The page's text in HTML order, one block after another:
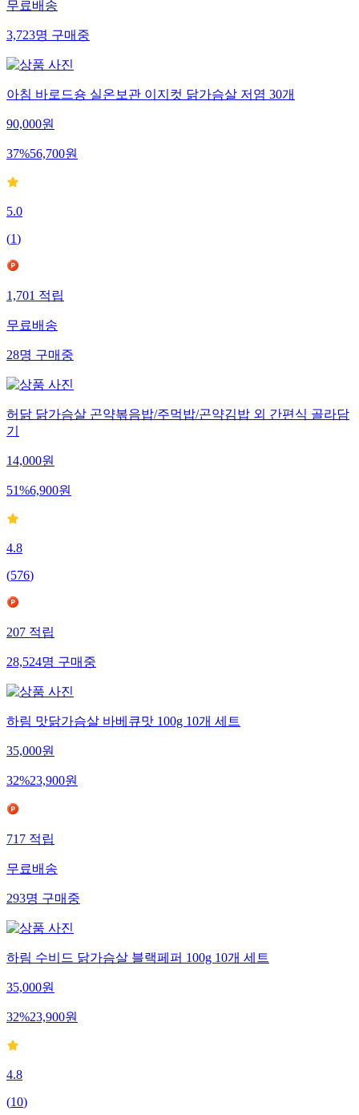
무료배송
3,723명구매중
아침 바로드숑 실온보관 이지컷 닭가슴살 저염 30개
90,000원
37%56,700원
5.0
(1)
1,701적립
무료배송
28명구매중
허닭 닭가슴살 곤약볶음밥/주먹밥/곤약김밥 외 간편식 골라담
기
14,000원
51%6,900원
4.8
(576)
207적립
28,524명구매중
하림 맛닭가슴살 바베큐맛 100g 10개 세트
35,000원
32%23,900원
717적립
무료배송
293명구매중
하림 수비드 닭가슴살 블랙페퍼 100g 10개 세트
35,000원
32%23,900원
4.8
(10)